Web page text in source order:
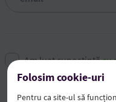
Am luat cunoștințăcu
caracter personal.
Folosim cookie-uri
Pentru ca site-ul să